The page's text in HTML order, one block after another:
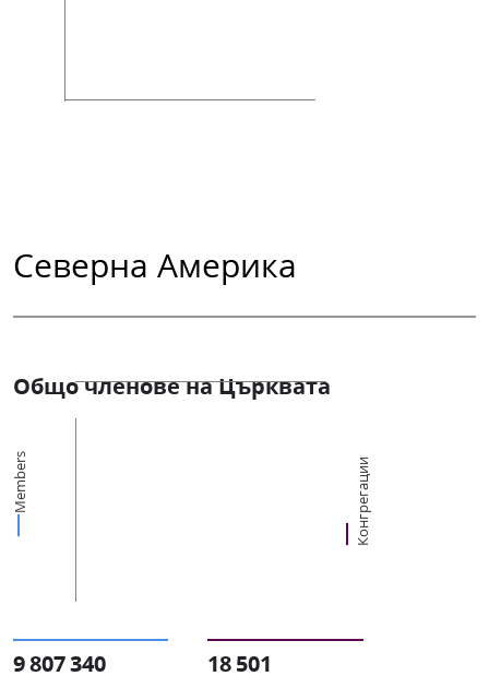
Северна Америка
Общо членове на Църквата
Members Конгрегации
9 807 340 18 501